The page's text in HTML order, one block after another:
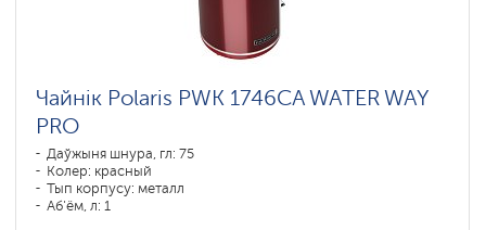
Чайнік Polaris PWK 1746CA WATER WAY
PRO
Даўжыня шнура, гл: 75
Колер: красный
Тып корпусу: металл
Аб'ём, л: 1